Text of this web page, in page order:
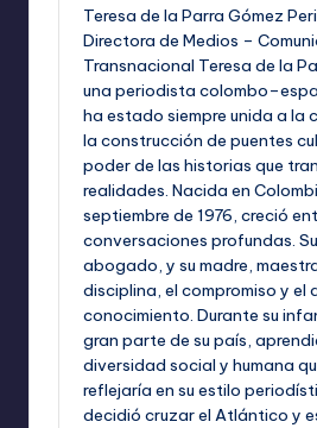
Teresa de la Parra Gómez
Directora de Medios –
Transnacional Teresa de la
una periodista
ha estado siempre unida a la
la construcción de puentes
poder de las historias que
realidades. Nacida en
septiembre de 1976, creció
conversaciones profundas.
abogado, y su madre,
disciplina, el compromiso y el
conocimiento. Durante su
gran parte de su país,
diversidad social y humana
reflejaría en su estilo
decidió cruzar el Atlántico y